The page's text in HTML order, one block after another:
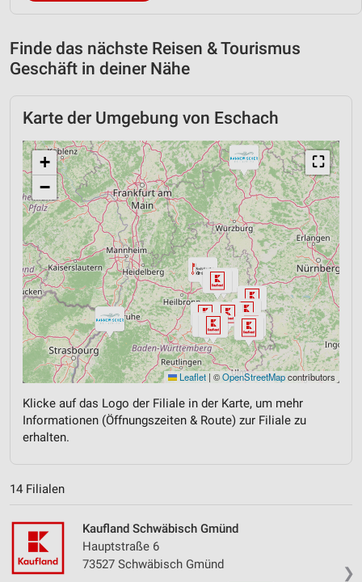
Finde das nächste Reisen & Tourismus
Geschäft in deiner Nähe
Karte der Umgebung von Eschach
⛶
+
−
Leaflet | ©OpenStreetMapcontributors
Klicke auf das Logo der Filiale in der Karte, um mehr
Informationen (Öffnungszeiten & Route) zur Filiale zu
erhalten.
14 Filialen
❯
Kaufland Schwäbisch Gmünd
Hauptstraße 6
73527 Schwäbisch Gmünd